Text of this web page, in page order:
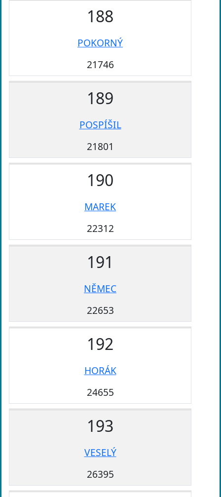
188
POKORNÝ
21746
189
POSPÍŠIL
21801
190
MAREK
22312
191
NĚMEC
22653
192
HORÁK
24655
193
VESELÝ
26395